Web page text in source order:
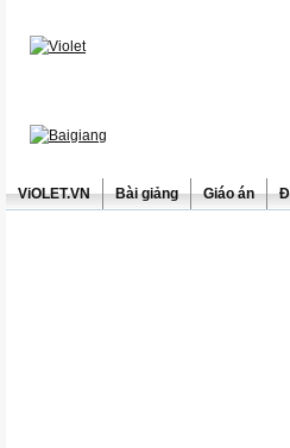
ViOLET.VN Bài giảng Giáo án